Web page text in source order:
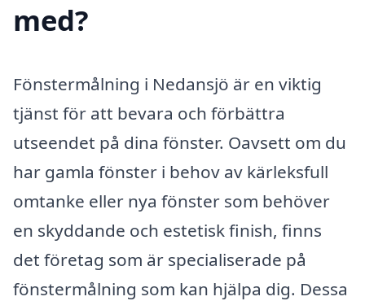
med?
Fönstermålning i Nedansjö är en viktig
tjänst för att bevara och förbättra
utseendet på dina fönster. Oavsett om du
har gamla fönster i behov av kärleksfull
omtanke eller nya fönster som behöver
en skyddande och estetisk finish, finns
det företag som är specialiserade på
fönstermålning som kan hjälpa dig. Dessa